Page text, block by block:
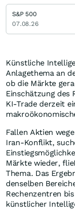
Künstliche
Anlagethema an
ob die Märkte
Einschätzung des
KI-Trade derzeit
Fallen Aktien
Iran-Konflikt,
Märkte wieder,
Thema. Das
denselben
Rechenzentren
künstlicher
S&P 500
07.08.26